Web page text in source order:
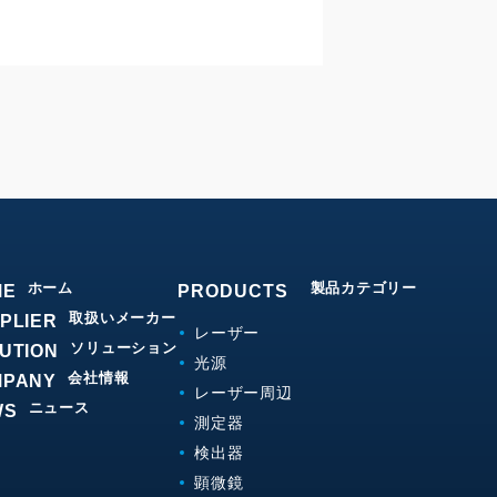
ホーム
取扱いメーカー
ソリューション
会社情報
ニュース
PRODUCTS 製品カテゴリー
レーザー
光源
レーザー周辺
測定器
検出器
顕微鏡